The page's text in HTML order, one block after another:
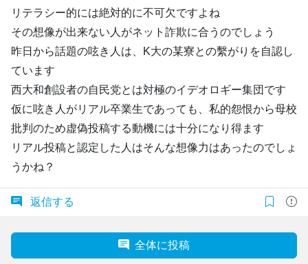
リテラシー的には絶対的に不可欠ですよね
その想像が出来ない人がネット詐欺に合うのでしょう
昨日から話題の呟き人は、K大の某寮との繫がりを自認し
ています
西大和創設者の自民党とは対極のイデオロギー集団です
仮に呟き人がリアル卒業生であっても、私的怨恨から母校
批判のため虚偽投稿する動機には十分になり得ます
リアル投稿と認定した人はそんな想像力はあったのでしょ
うかね？
返信する
全体に投稿